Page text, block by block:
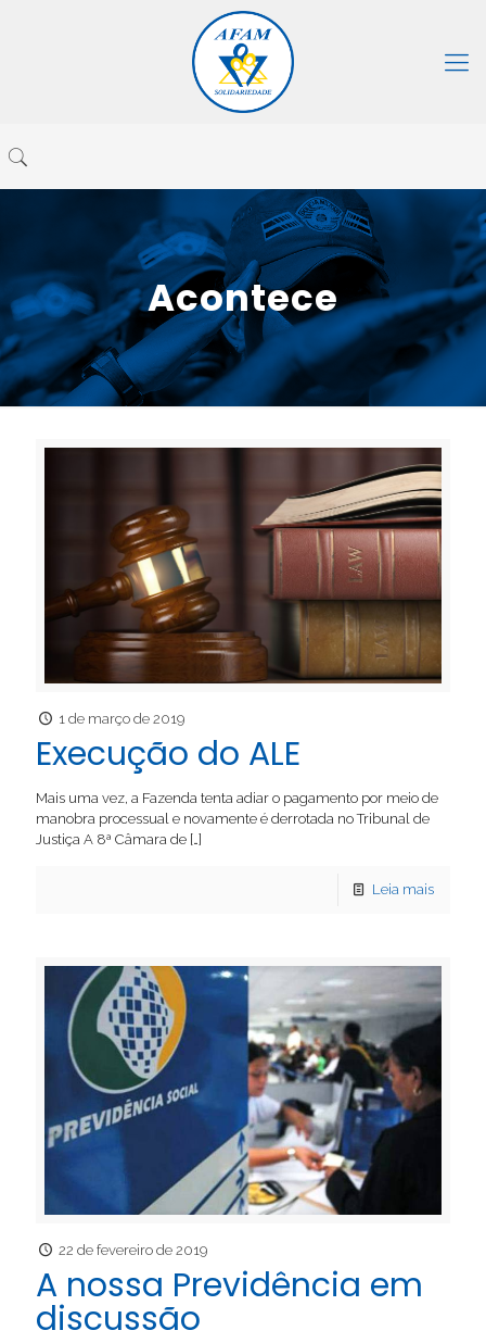
Acontece
1 de março de 2019
Execução do ALE
Mais uma vez, a Fazenda tenta adiar o pagamento por meio de
manobra processual e novamente é derrotada no Tribunal de
Justiça A 8ª Câmara de […]
Leia mais
22 de fevereiro de 2019
A nossa Previdência em
discussão